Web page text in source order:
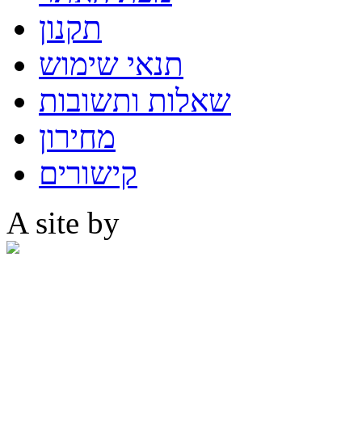
תקנון
תנאי שימוש
שאלות ותשובות
מחירון
קישורים
A site by